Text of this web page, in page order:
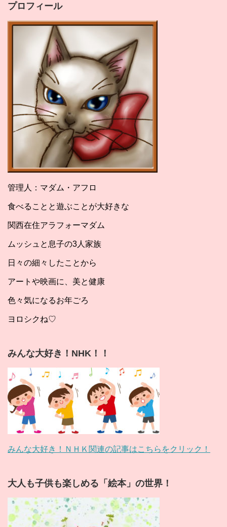
プロフィール
管理人：マダム・アフロ
食べることと遊ぶことが大好きな
関西在住アラフォーマダム
ムッシュと息子の3人家族
日々の細々したことから
アートや映画に、美と健康
色々気になるお年ごろ
ヨロシクね♡
みんな大好き！NHK！！
みんな大好き！ＮＨＫ関連の記事はこちらをクリック！
大人も子供も楽しめる「絵本」の世界！